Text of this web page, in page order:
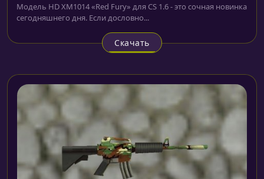
Модель HD XM1014 «Red Fury» для CS 1.6 - это сочная новинка
сегодняшнего дня. Если дословно...
Скачать